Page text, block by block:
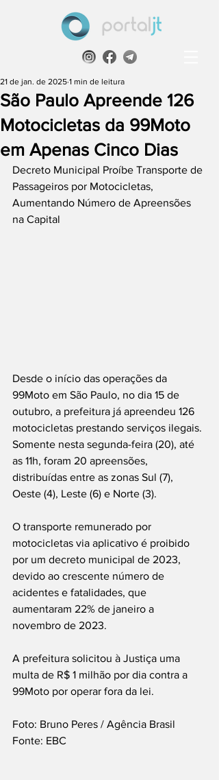
São Paulo Apreende 126
Motocicletas da 99Moto
em Apenas Cinco Dias
21 de jan. de 2025 1 min de leitura
Decreto Municipal Proíbe Transporte de
Passageiros por Motocicletas,
Aumentando Número de Apreensões
na Capital
Desde o início das operações da
99Moto em São Paulo, no dia 15 de
outubro, a prefeitura já apreendeu 126
motocicletas prestando serviços ilegais.
Somente nesta segunda-feira (20), até
as 11h, foram 20 apreensões,
distribuídas entre as zonas Sul (7),
Oeste (4), Leste (6) e Norte (3).
O transporte remunerado por
motocicletas via aplicativo é proibido
por um decreto municipal de 2023,
devido ao crescente número de
acidentes e fatalidades, que
aumentaram 22% de janeiro a
novembro de 2023.
A prefeitura solicitou à Justiça uma
multa de R$ 1 milhão por dia contra a
99Moto por operar fora da lei.
Foto: Bruno Peres / Agência Brasil
Fonte: EBC